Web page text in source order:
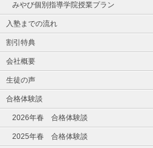
みやび個別指導学院授業プラン
入塾までの流れ
割引特典
会社概要
生徒の声
合格体験談
2026年春 合格体験談
2025年春 合格体験談